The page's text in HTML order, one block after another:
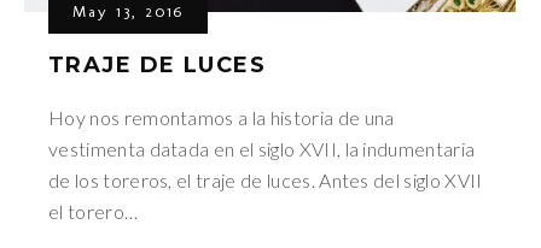
May 13, 2016
TRAJE DE LUCES
Hoy nos remontamos a la historia de una
vestimenta datada en el siglo XVII, la indumentaria
de los toreros, el traje de luces. Antes del siglo XVII
el torero…